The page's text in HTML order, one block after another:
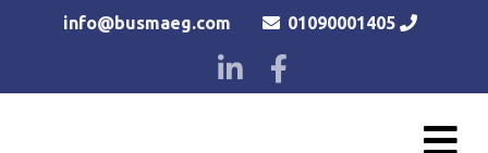
01090001405